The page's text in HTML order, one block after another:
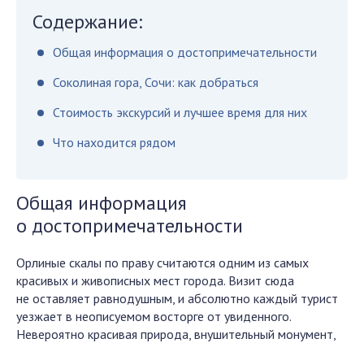
Содержание:
Общая информация о достопримечательности
Соколиная гора, Сочи: как добраться
Стоимость экскурсий и лучшее время для них
Что находится рядом
Общая информация
о достопримечательности
Орлиные скалы по праву считаются одним из самых
красивых и живописных мест города. Визит сюда
не оставляет равнодушным, и абсолютно каждый турист
уезжает в неописуемом восторге от увиденного.
Невероятно красивая природа, внушительный монумент,